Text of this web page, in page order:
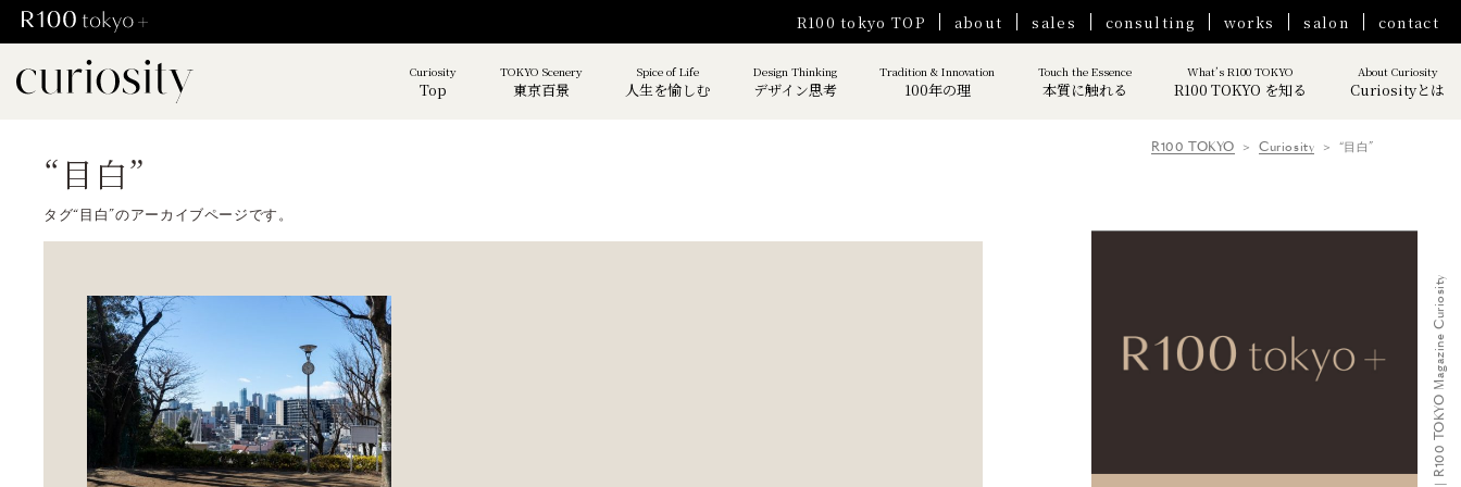
R100 tokyo TOP about sales consulting works salon contact
Curiosity
Top
TOKYO Scenery
東京百景
Spice of Life
人生を愉しむ
Design Thinking
デザイン思考
Tradition & Innovation
100年の理
Touch the Essence
本質に触れる
What’s R100 TOKYO
R100 TOKYO を知る
About Curiosity
Curiosityとは
R100 TOKYO Curiosity “目白”
“目白”
タグ“目白”のアーカイブページです。
“目白”｜R100 TOKYO Magazine Curiosity